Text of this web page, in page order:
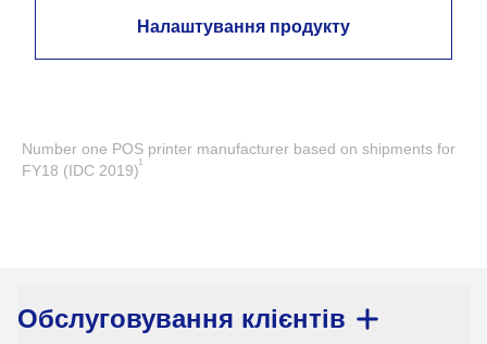
Налаштування продукту
Number one POS printer manufacturer based on shipments for
FY18 (IDC 2019)1
Обслуговування клієнтів